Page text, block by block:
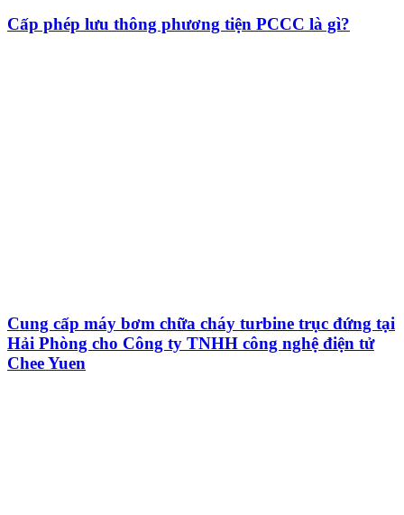
Cấp phép lưu thông phương tiện PCCC là gì?
Cung cấp máy bơm chữa cháy turbine trục đứng tại
Hải Phòng cho Công ty TNHH công nghệ điện tử
Chee Yuen